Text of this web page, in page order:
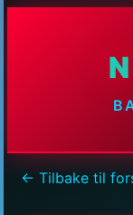
← Tilbake til